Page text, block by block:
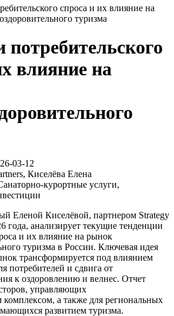
спроса и их влияние на
туризма
потребительского
влияние на
03-12
Киселёва Елена
курортные услуги,
Еленой Киселёвой, партнером Strategy
года, анализирует текущие тенденции
и их влияние на рынок
туризма в России. Ключевая идея
трансформируется под влиянием
потребителей и сдвига от
к оздоровлению и велнес. Отчет
управляющих
а также для региональных
развитием туризма.